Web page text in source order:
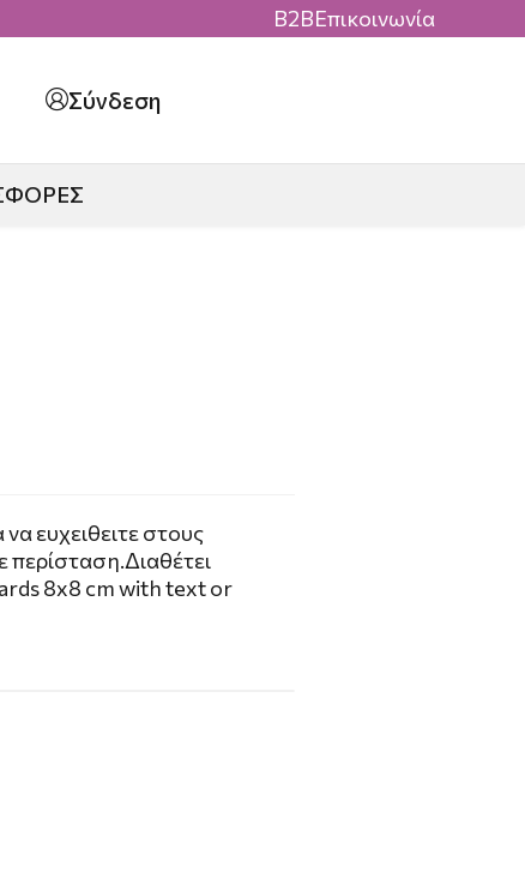
B2BΕπικοινωνία
Σύνδεση
ευχειθειτε στους
περίσταση.Διαθέτει
8x8 cm with text or